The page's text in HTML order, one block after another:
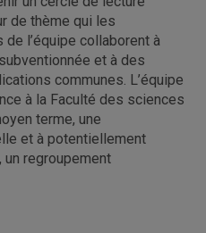
de thème qui les
l’équipe collaborent à
et à des
communes. L’équipe
à la Faculté des sciences
terme, une
et à potentiellement
regroupement